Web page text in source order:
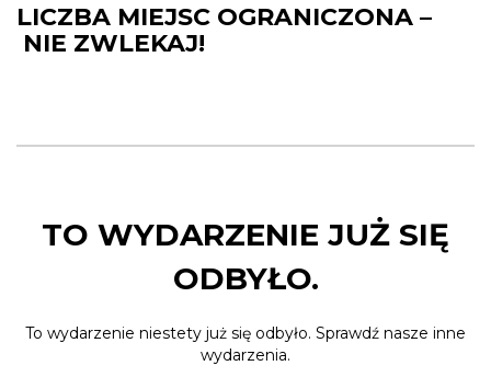
LICZBA MIEJSC OGRANICZONA –
NIE ZWLEKAJ!
TO WYDARZENIE JUŻ SIĘ
ODBYŁO.
To wydarzenie niestety już się odbyło. Sprawdź nasze inne
wydarzenia.